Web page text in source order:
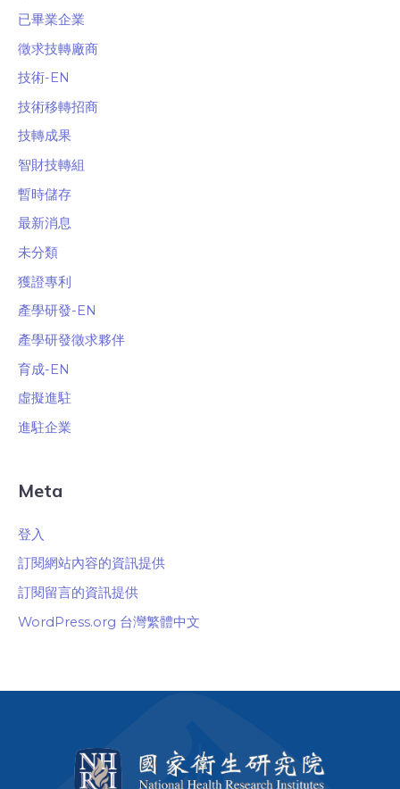
已畢業企業
徵求技轉廠商
技術-EN
技術移轉招商
技轉成果
智財技轉組
暫時儲存
最新消息
未分類
獲證專利
產學研發-EN
產學研發徵求夥伴
育成-EN
虛擬進駐
進駐企業
Meta
登入
訂閱網站內容的資訊提供
訂閱留言的資訊提供
WordPress.org 台灣繁體中文